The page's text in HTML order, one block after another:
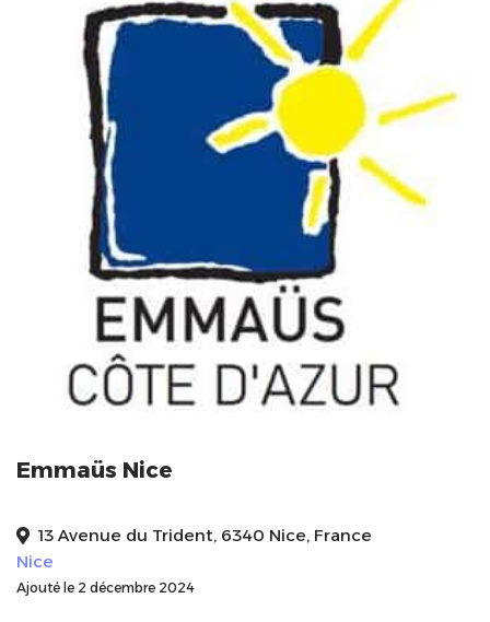
Emmaüs Nice
13 Avenue du Trident, 6340 Nice, France
Nice
Ajouté le 2 décembre 2024